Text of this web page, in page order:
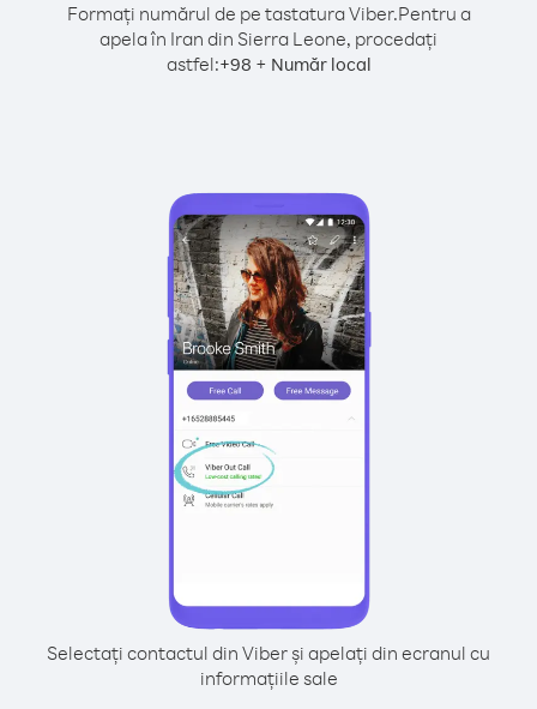
Formați numărul de pe tastatura Viber.Pentru a
apela în Iran din Sierra Leone, procedați
astfel:+98 + Număr local
Selectați contactul din Viber și apelați din ecranul cu
informațiile sale